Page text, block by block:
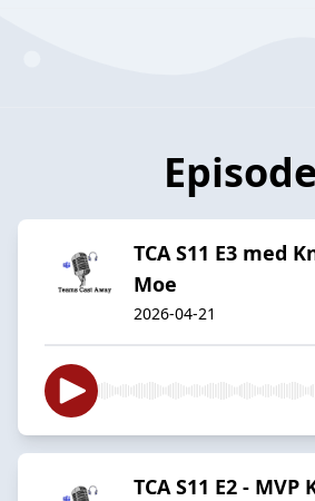
TCA S11 E3 med
Moe
2026-04-21
TCA S11 E2 -